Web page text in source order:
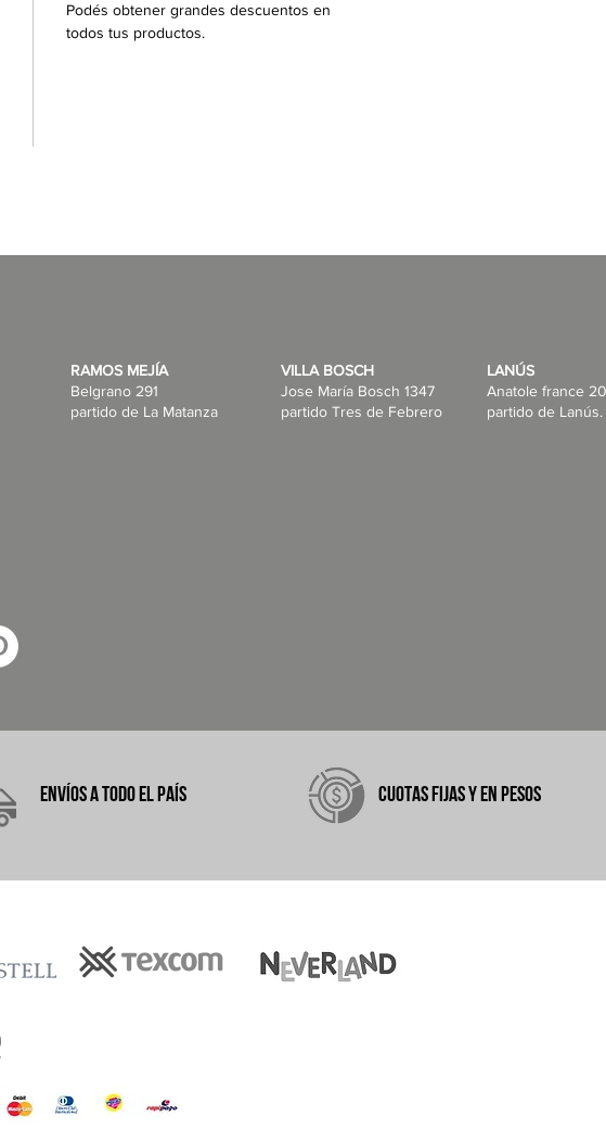
Podés obtener grandes descuentos en
todos tus productos.
RAMOS MEJÍA
Belgrano 291
partido de La Matanza
LANÚS
Anatole france
partido de Lanús.
VILLA BOSCH
Jose María Bosch 1347
partido Tres de Febrero
ENVÍOS A TODO EL PAÍS CUOTAS FIJAS Y EN PESOS